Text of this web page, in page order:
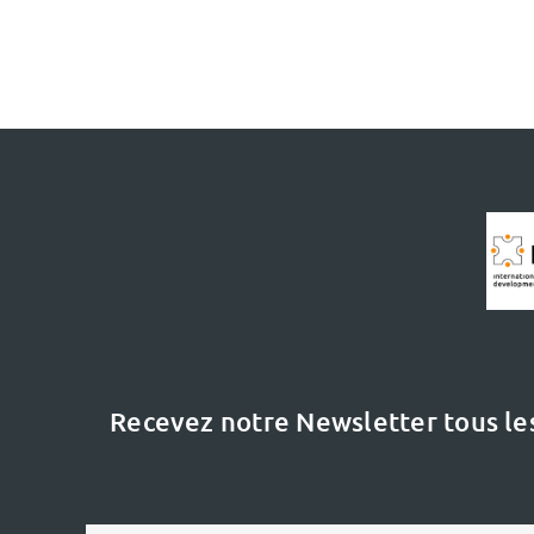
Recevez notre Newsletter tous